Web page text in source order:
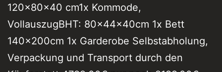
120x80x40 cm1x Kommode,
VollauszugBHT: 80x44x40cm 1x Bett
140x200cm 1x Garderobe Selbstabholung,
Verpackung und Transport durch den